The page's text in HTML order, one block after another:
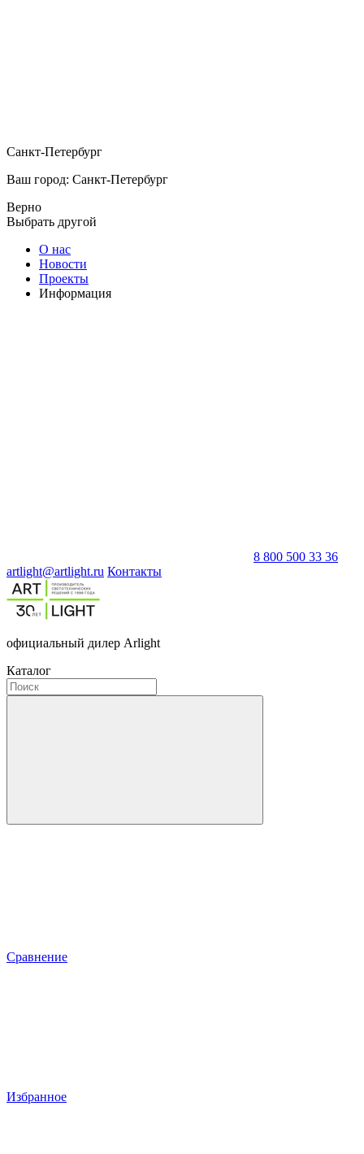
Санкт-Петербург
Ваш город: Санкт-Петербург
Верно
Выбрать другой
О нас
Новости
Проекты
Информация
8 800 500 33 36
artlight@artlight.ru Контакты
официальный дилер Arlight
Каталог
Сравнение
Избранное